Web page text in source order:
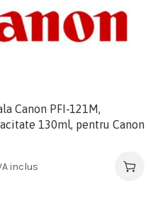
Canon PFI-121M,
130ml, pentru Canon
inclus